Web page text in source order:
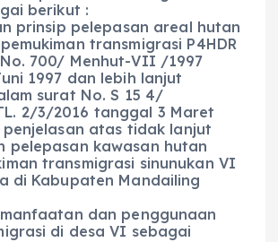
berikut :
prinsip pelepasan areal hutan
transmigrasi P4HDR
700/ Menhut-VII /1997
1997 dan lebih lanjut
surat No. S 15 4/
2/3/2016 tanggal 3 Maret
penjelasan atas tidak lanjut
pelepasan kawasan hutan
transmigrasi sinunukan VI
di Kabupaten Mandailing
dan penggunaan
di desa VI sebagai